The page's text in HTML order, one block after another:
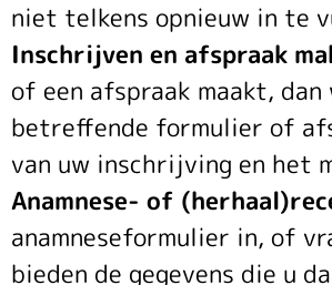
niet telkens opnieuw in te
Inschrijven en afspraak
of een afspraak maakt,
betreffende formulier of
van uw inschrijving en het
Anamnese- of
anamneseformulier in, of
bieden de gegevens die u